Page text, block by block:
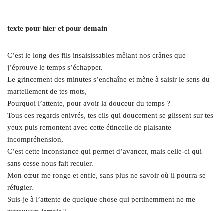
texte pour hier et pour demain
C’est le long des fils insaisissables mêlant nos crânes que
j’éprouve le temps s’échapper.
Le grincement des minutes s’enchaîne et mène à saisir le sens du
martellement de tes mots,
Pourquoi l’attente, pour avoir la douceur du temps ?
Tous ces regards enivrés, tes cils qui doucement se glissent sur tes
yeux puis remontent avec cette étincelle de plaisante
incompréhension,
C’est cette inconstance qui permet d’avancer, mais celle-ci qui
sans cesse nous fait reculer.
Mon cœur me ronge et enfle, sans plus ne savoir où il pourra se
réfugier.
Suis-je à l’attente de quelque chose qui pertinemment ne me